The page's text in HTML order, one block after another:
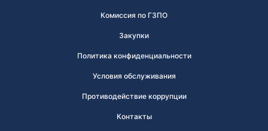
Комиссия по ГЗПО
Закупки
Политика конфиденциальности
Условия обслуживания
Противодействие коррупции
Контакты